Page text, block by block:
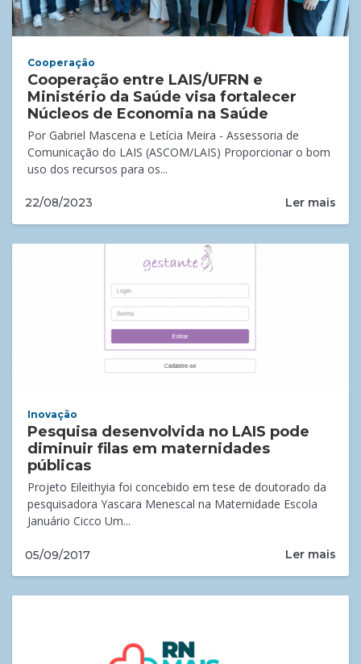
Cooperação
Cooperação entre LAIS/UFRN e
Ministério da Saúde visa fortalecer
Núcleos de Economia na Saúde
Por Gabriel Mascena e Letícia Meira - Assessoria de
Comunicação do LAIS (ASCOM/LAIS) Proporcionar o bom
uso dos recursos para os...
22/08/2023 Ler mais
Inovação
Pesquisa desenvolvida no LAIS pode
diminuir filas em maternidades
públicas
Projeto Eileithyia foi concebido em tese de doutorado da
pesquisadora Yascara Menescal na Maternidade Escola
Januário Cicco Um...
05/09/2017 Ler mais